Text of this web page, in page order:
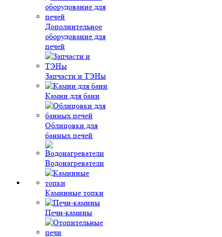
Дополнительное
оборудование для
печей
Запчасти и ТЭНы
Камни для бани
Облицовки для
банных печей
Водонагреватели
Каминные топки
Печи-камины